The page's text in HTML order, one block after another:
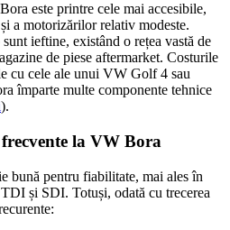
este printre cele mai accesibile,
a motorizărilor relativ modeste.
ieftine, existând o rețea vastă de
de piese aftermarket. Costurile
cu cele ale unui VW Golf 4 sau
împarte multe componente tehnice
).
la VW Bora
bună pentru fiabilitate, mai ales în
și SDI. Totuși, odată cu trecerea